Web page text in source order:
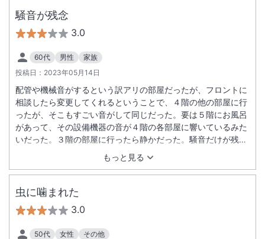
騒音が残念
3.0
60代 男性
家族
投稿日： 2023年05月14日
もっと見る
配管や機械音がするという訳アリの部屋だったが、フロントに
相談したら変更してくれるということで、４階の他の部屋に行
ったが、そこもすごい音がして同じだった。要は５階にお風呂
があって、その設備機器の音が４階の各部屋に響いているみた
いだった。３階の部屋に行ったら静かだった。騒音だけが残
虫に噛まれた
3.0
50代 女性
その他